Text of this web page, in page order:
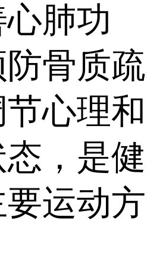
肺功
骨质疏
心理和
，是健
运动方